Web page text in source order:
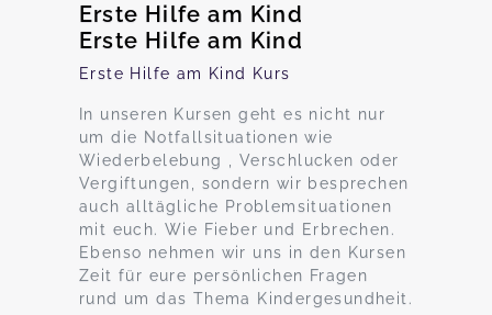
Erste Hilfe am Kind
Erste Hilfe am Kind
Erste Hilfe am Kind Kurs
In unseren Kursen geht es nicht nur
um die Notfallsituationen wie
Wiederbelebung , Verschlucken oder
Vergiftungen, sondern wir besprechen
auch alltägliche Problemsituationen
mit euch. Wie Fieber und Erbrechen.
Ebenso nehmen wir uns in den Kursen
Zeit für eure persönlichen Fragen
rund um das Thema Kindergesundheit.